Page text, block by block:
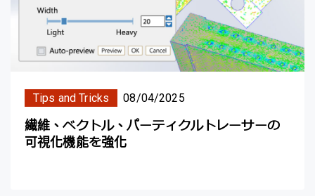
Tips and Tricks 08/04/2025
繊維、ベクトル、パーティクルトレーサーの
可視化機能を強化